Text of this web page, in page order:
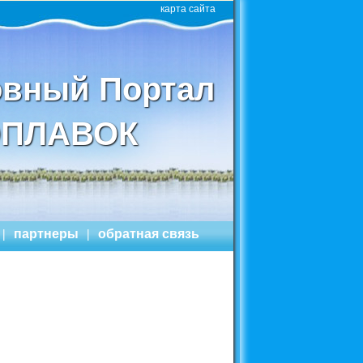
| партнеры | обратная связь
карта сайта
Портал